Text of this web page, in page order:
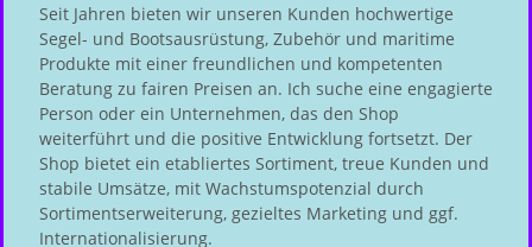
Seit Jahren bieten wir unseren Kunden hochwertige
Segel- und Bootsausrüstung, Zubehör und maritime
Produkte mit einer freundlichen und kompetenten
Beratung zu fairen Preisen an. Ich suche eine engagierte
Person oder ein Unternehmen, das den Shop
weiterführt und die positive Entwicklung fortsetzt. Der
Shop bietet ein etabliertes Sortiment, treue Kunden und
stabile Umsätze, mit Wachstumspotenzial durch
Sortimentserweiterung, gezieltes Marketing und ggf.
Internationalisierung.